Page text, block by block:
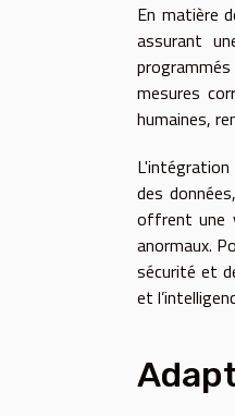
En matière
assurant
mesures
humaines,
des
offrent une
anormaux.
sécurité et
et